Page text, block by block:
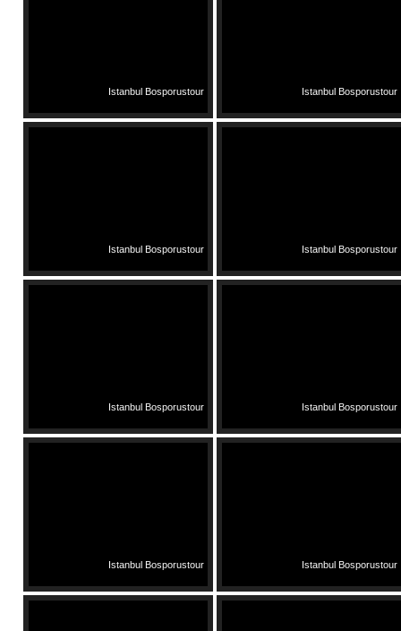
Istanbul Bosporustour Istanbul Bosporustour
Istanbul Bosporustour Istanbul Bosporustour
Istanbul Bosporustour Istanbul Bosporustour
Istanbul Bosporustour Istanbul Bosporustour